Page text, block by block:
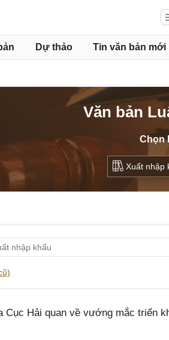
Dự thảo Tin văn bản mới
Văn bản
Chọn
Cục Hải quan về vướng mắc triển